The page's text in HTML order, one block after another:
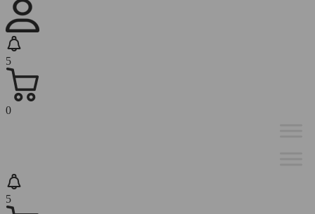
5
0
5